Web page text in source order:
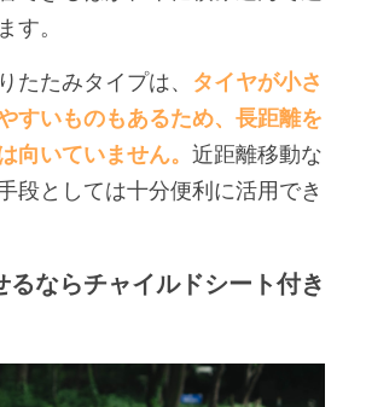
す。
たたみタイプは、 タイヤが小さ
すいものもあるため、長距離を
向いていません。 近距離移動な
段としては十分便利に活用でき
るならチャイルドシート付き